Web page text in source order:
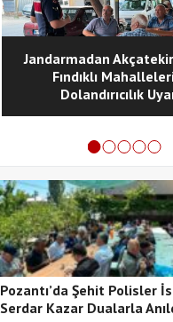
Jandarmadan
Fındıklı
Dolandırıcılık
Pozantı’da Şehit Polisler
Serdar Kazar Dualarla